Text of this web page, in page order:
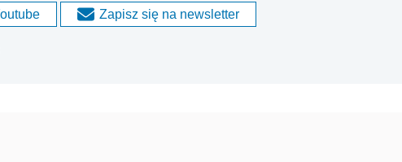
Zapisz się na newsletter